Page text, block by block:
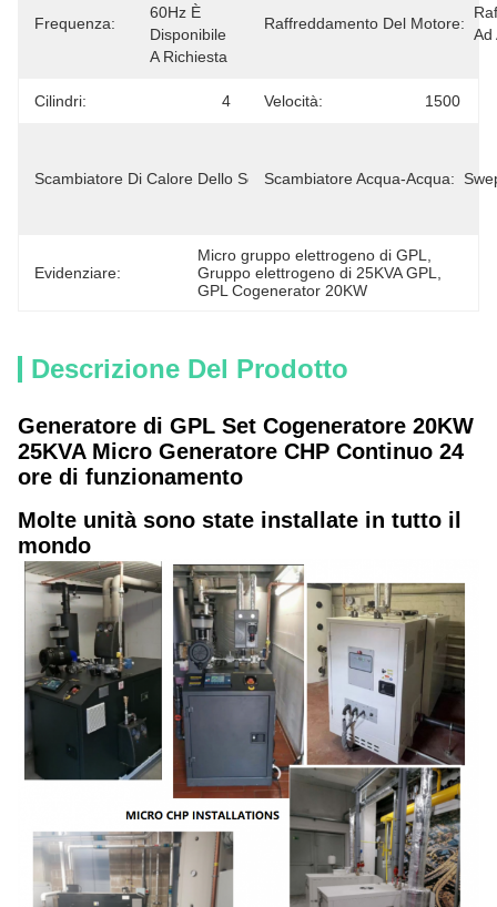
Frequenza:
60Hz È
Disponibile
A Richiesta
Raffreddamento Del Motore:
Ad
Cilindri: 4 Velocità: 1500
Scambiatore Di Calore Dello Scarico:
Inossidabile
Scambiatore Acqua-Acqua:
Evidenziare:
Micro gruppo elettrogeno di GPL
Gruppo elettrogeno di 25KVA GPL
GPL Cogenerator 20KW
Descrizione Del Prodotto
Generatore di GPL Set Cogeneratore 20KW
25KVA Micro Generatore CHP Continuo 24
ore di funzionamento
Molte unità sono state installate in tutto il
mondo